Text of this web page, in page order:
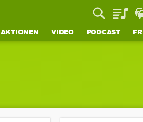
Playlist
AKTIONEN VIDEO PODCAST